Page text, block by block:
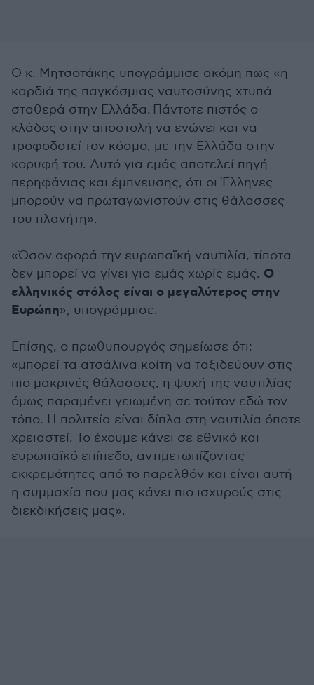
Ο κ. Μητσοτάκης υπογράμμισε ακόμη πως «η
καρδιά της παγκόσμιας ναυτοσύνης χτυπά
σταθερά στην Ελλάδα. Πάντοτε πιστός ο
κλάδος στην αποστολή να ενώνει και να
τροφοδοτεί τον κόσμο, με την Ελλάδα στην
κορυφή του. Αυτό για εμάς αποτελεί πηγή
περηφάνιας και έμπνευσης, ότι οι Έλληνες
μπορούν να πρωταγωνιστούν στις θάλασσες
του πλανήτη».
«Όσον αφορά την ευρωπαϊκή ναυτιλία, τίποτα
δεν μπορεί να γίνει για εμάς χωρίς εμάς. Ο
ελληνικός στόλος είναι ο μεγαλύτερος στην
Ευρώπη», υπογράμμισε.
Επίσης, ο πρωθυπουργός σημείωσε ότι:
«μπορεί τα ατσάλινα κοίτη να ταξιδεύουν στις
πιο μακρινές θάλασσες, η ψυχή της ναυτιλίας
όμως παραμένει γειωμένη σε τούτον εδώ τον
τόπο. Η πολιτεία είναι δίπλα στη ναυτιλία όποτε
χρειαστεί. Το έχουμε κάνει σε εθνικό και
ευρωπαϊκό επίπεδο, αντιμετωπίζοντας
εκκρεμότητες από το παρελθόν και είναι αυτή
η συμμαχία που μας κάνει πιο ισχυρούς στις
διεκδικήσεις μας».